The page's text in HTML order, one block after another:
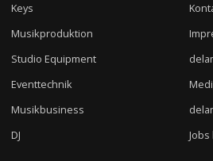
Keys
Musikproduktion
Studio Equipment
Eventtechnik
Musikbusiness
DJ